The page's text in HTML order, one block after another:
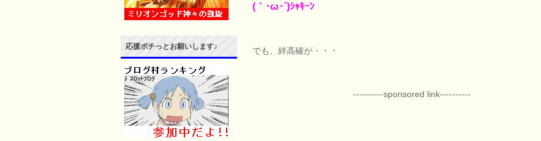
(｀･ω･´)ｼｬｷｰﾝ
でも、絆高確が・・・
----------sponsored link----------
応援ポチっとお願いします♪